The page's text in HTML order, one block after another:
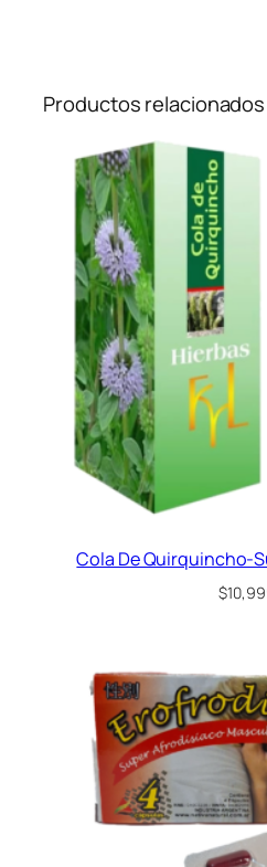
Productos relacionados
Cola De Quirquincho-
$